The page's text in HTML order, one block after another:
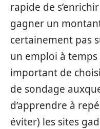
rapide de
gagner un
certainement pas
un emploi à
important de
de sondage
d’apprendre à
éviter) les sites